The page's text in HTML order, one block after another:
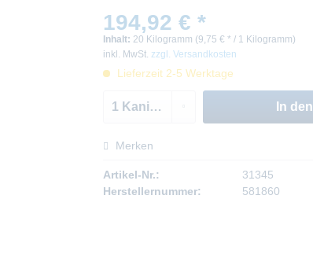
194,92 € *
Inhalt: 20 Kilogramm (9,75 € * / 1 Kilogramm)
inkl. MwSt. zzgl. Versandkosten
Lieferzeit 2-5 Werktage
In den
Merken
Artikel-Nr.:
31345
Herstellernummer:
581860